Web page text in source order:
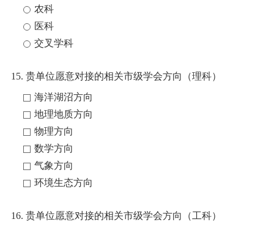
农科
医科
交叉学科
15. 贵单位愿意对接的相关市级学会方向（理科）
海洋湖沼方向
地理地质方向
物理方向
数学方向
气象方向
环境生态方向
16. 贵单位愿意对接的相关市级学会方向（工科）